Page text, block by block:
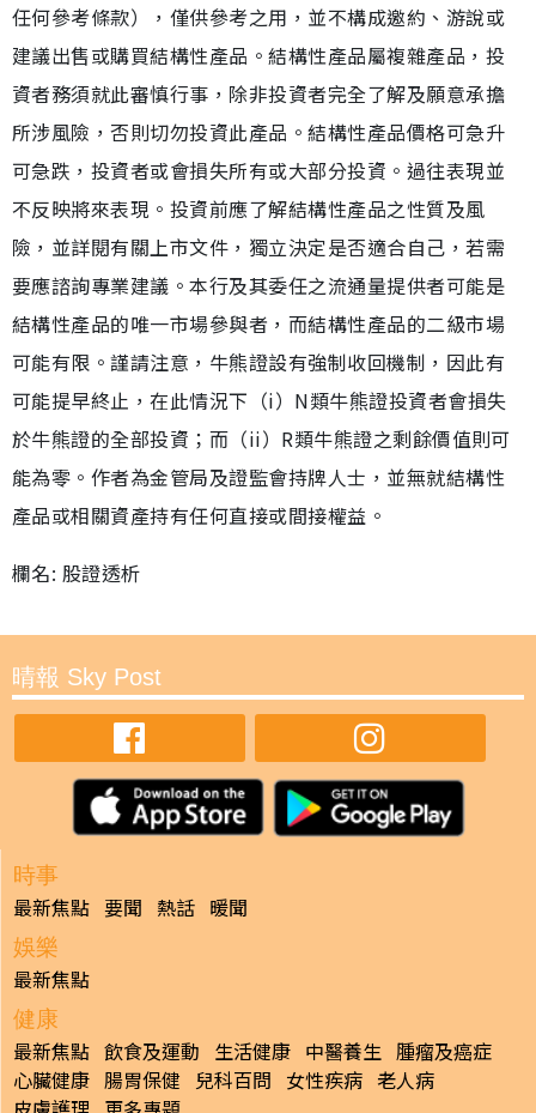
任何參考條款），僅供參考之用，並不構成邀約、游說或
建議出售或購買結構性產品。結構性產品屬複雜產品，投
資者務須就此審慎行事，除非投資者完全了解及願意承擔
所涉風險，否則切勿投資此產品。結構性產品價格可急升
可急跌，投資者或會損失所有或大部分投資。過往表現並
不反映將來表現。投資前應了解結構性產品之性質及風
險，並詳閱有關上市文件，獨立決定是否適合自己，若需
要應諮詢專業建議。本行及其委任之流通量提供者可能是
結構性產品的唯一市場參與者，而結構性產品的二級市場
可能有限。謹請注意，牛熊證設有強制收回機制，因此有
可能提早終止，在此情況下（i）N類牛熊證投資者會損失
於牛熊證的全部投資；而（ii）R類牛熊證之剩餘價值則可
能為零。作者為金管局及證監會持牌人士，並無就結構性
產品或相關資產持有任何直接或間接權益。
欄名: 股證透析
晴報 Sky Post
時事
最新焦點 要聞 熱話 暖聞
娛樂
最新焦點
健康
最新焦點 飲食及運動 生活健康 中醫養生 腫瘤及癌症
心臟健康 腸胃保健 兒科百問 女性疾病 老人病